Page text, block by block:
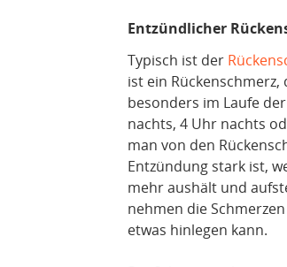
Entzündlicher
Typisch ist der
ist ein
besonders im Laufe
nachts, 4 Uhr nachts
man von den
Entzündung stark ist,
mehr aushält und
nehmen die
etwas hinlegen kann.